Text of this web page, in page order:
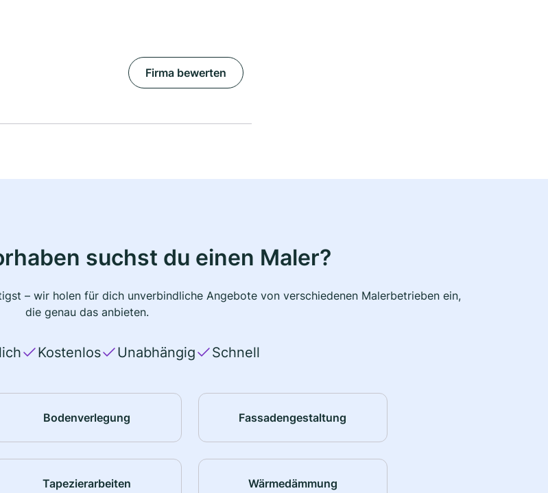
Firma bewerten
suchst du einen Maler?
– wir holen für dich unverbindliche Angebote von verschiedenen Malerbetrieben ein,
die genau das anbieten.
Kostenlos Unabhängig Schnell
Bodenverlegung Fassadengestaltung
Tapezierarbeiten Wärmedämmung